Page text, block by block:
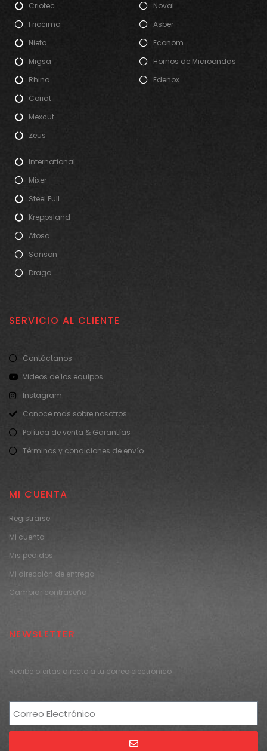
Criotec
Friocima
Nieto
Migsa
Rhino
Coriat
Mexcut
Zeus
Noval
Asber
Econom
Hornos de Microondas
Edenox
International
Mixer
Steel Full
Kreppsland
Atosa
Sanson
Drago
SERVICIO AL CLIENTE
Contáctanos
Videos de los equipos
Instagram
Conoce mas sobre nosotros
Política de venta & Garantías
Términos y condiciones de envío
MI CUENTA
Registrarse
Mi cuenta
Mis pedidos
Mi dirección de entrega
Cambiar contraseña
NEWSLETTER
Recibe ofertas directo a tu correo electrónico